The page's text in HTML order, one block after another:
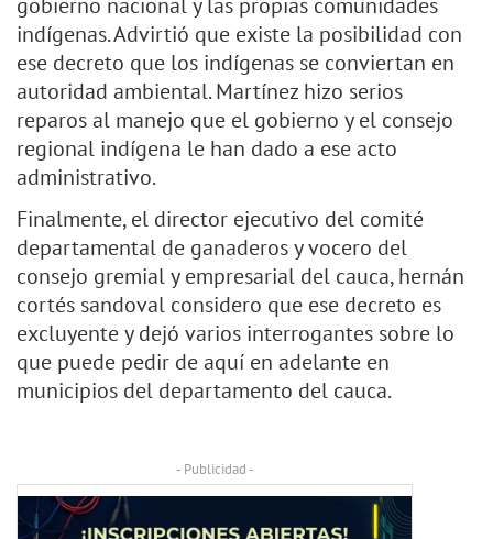
gobierno nacional y las propias comunidades
indígenas. Advirtió que existe la posibilidad con
ese decreto que los indígenas se conviertan en
autoridad ambiental. Martínez hizo serios
reparos al manejo que el gobierno y el consejo
regional indígena le han dado a ese acto
administrativo.
Finalmente, el director ejecutivo del comité
departamental de ganaderos y vocero del
consejo gremial y empresarial del cauca, hernán
cortés sandoval considero que ese decreto es
excluyente y dejó varios interrogantes sobre lo
que puede pedir de aquí en adelante en
municipios del departamento del cauca.
- Publicidad -